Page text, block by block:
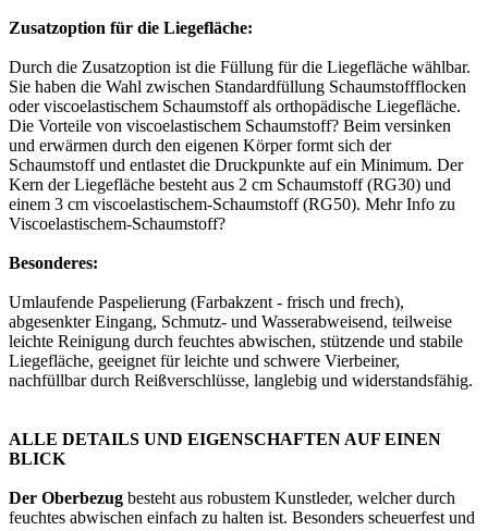
Zusatzoption für die Liegefläche:
Durch die Zusatzoption ist die Füllung für die Liegefläche wählbar.
Sie haben die Wahl zwischen Standardfüllung Schaumstoffflocken
oder viscoelastischem Schaumstoff als orthopädische Liegefläche.
Die Vorteile von viscoelastischem Schaumstoff? Beim versinken
und erwärmen durch den eigenen Körper formt sich der
Schaumstoff und entlastet die Druckpunkte auf ein Minimum. Der
Kern der Liegefläche besteht aus 2 cm Schaumstoff (RG30) und
einem 3 cm viscoelastischem-Schaumstoff (RG50). Mehr Info zu
Viscoelastischem-Schaumstoff?
Besonderes:
Umlaufende Paspelierung (Farbakzent - frisch und frech),
abgesenkter Eingang, Schmutz- und Wasserabweisend, teilweise
leichte Reinigung durch feuchtes abwischen, stützende und stabile
Liegefläche, geeignet für leichte und schwere Vierbeiner,
nachfüllbar durch Reißverschlüsse, langlebig und widerstandsfähig.
ALLE DETAILS UND EIGENSCHAFTEN AUF EINEN
BLICK
Der Oberbezug besteht aus robustem Kunstleder, welcher durch
feuchtes abwischen einfach zu halten ist. Besonders scheuerfest und